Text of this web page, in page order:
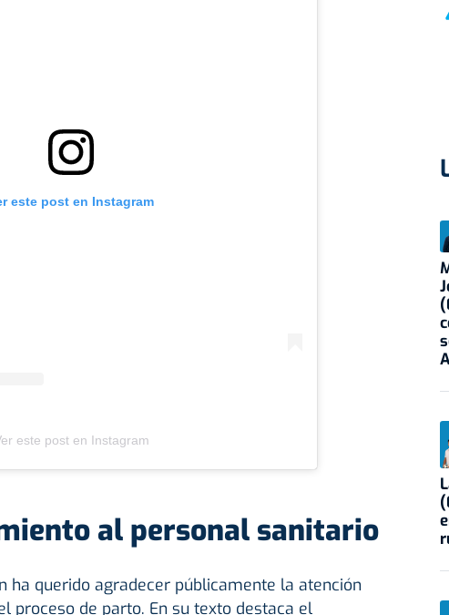
este post en Instagram
este post en Instagram
al personal sanitario
ha querido agradecer públicamente la atención
proceso de parto. En su texto destaca el